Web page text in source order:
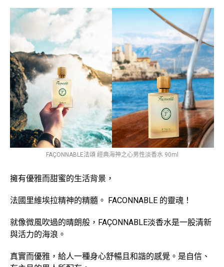
FAÇONNABLE法頌 經典海神之心男性淡香水 90ml
擁有優雅而甜蜜的生活背景，
法國里維埃拉精神的精髓。 FACONNABLE 的靈魂！
就像微風吹過的晴朗般，FAÇONNABLE淡香水是一股清新
與活力的海浪。
真實而優雅，給人一種身心舒暢且和諧的感覺。是自信、